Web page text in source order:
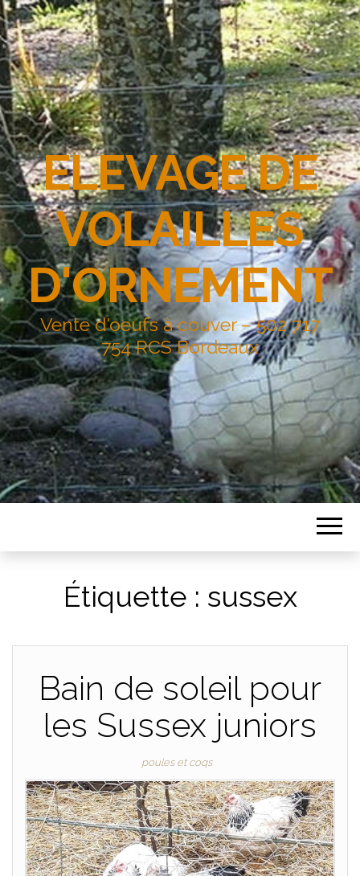
ELEVAGE DE
VOLAILLES
D'ORNEMENT
Vente d'oeufs à couver – 502 717
754 RCS Bordeaux
Étiquette : sussex
Bain de soleil pour
les Sussex juniors
poules et coqs